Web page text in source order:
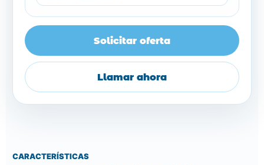
Solicitar oferta
Llamar ahora
CARACTERÍSTICAS